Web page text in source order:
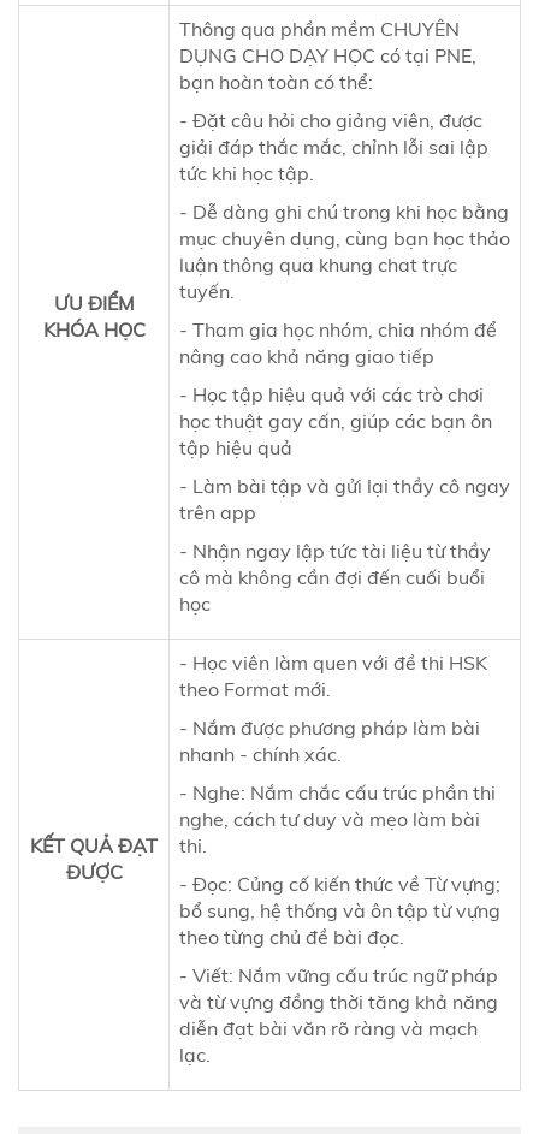
ƯU ĐIỂM
KHÓA HỌC
Thông qua phần mềm CHUYÊN
DỤNG CHO DẠY HỌC có tại PNE,
bạn hoàn toàn có thể:
- Đặt câu hỏi cho giảng viên, được
giải đáp thắc mắc, chỉnh lỗi sai lập
tức khi học tập.
- Dễ dàng ghi chú trong khi học bằng
mục chuyên dụng, cùng bạn học thảo
luận thông qua khung chat trực
tuyến.
- Tham gia học nhóm, chia nhóm để
nâng cao khả năng giao tiếp
- Học tập hiệu quả với các trò chơi
học thuật gay cấn, giúp các bạn ôn
tập hiệu quả
- Làm bài tập và gửi lại thầy cô ngay
trên app
- Nhận ngay lập tức tài liệu từ thầy
cô mà không cần đợi đến cuối buổi
học
KẾT QUẢ ĐẠT
ĐƯỢC
- Học viên làm quen với đề thi HSK
theo Format mới.
- Nắm được phương pháp làm bài
nhanh - chính xác.
- Nghe: Nắm chắc cấu trúc phần thi
nghe, cách tư duy và mẹo làm bài
thi.
- Đọc: Củng cố kiến thức về Từ vựng;
bổ sung, hệ thống và ôn tập từ vựng
theo từng chủ đề bài đọc.
- Viết: Nắm vững cấu trúc ngữ pháp
và từ vựng đồng thời tăng khả năng
diễn đạt bài văn rõ ràng và mạch
lạc.